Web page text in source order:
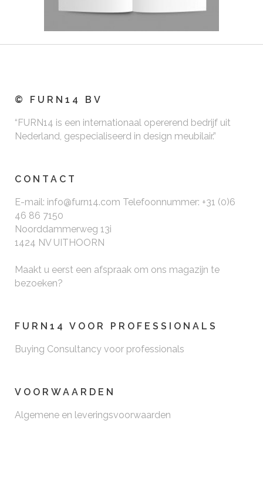
© FURN14 BV
“FURN14 is een internationaal opererend bedrijf uit
Nederland, gespecialiseerd in design meubilair.”
CONTACT
E-mail: info@furn14.com Telefoonnummer: +31 (0)6
46 86 7150
Noorddammerweg 13i
1424 NV UITHOORN
Maakt u eerst een afspraak om ons magazijn te
bezoeken?
FURN14 VOOR PROFESSIONALS
Buying Consultancy voor professionals
VOORWAARDEN
Algemene en leveringsvoorwaarden